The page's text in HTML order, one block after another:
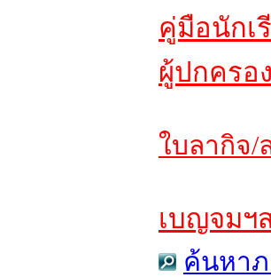
คู่มือนักเ
ผู้ปกครอ
ใบลากิจ/
เบญจมฯ
ค้นหาภ